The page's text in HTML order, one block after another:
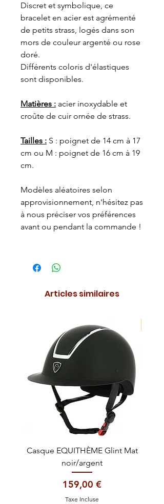
Discret et symbolique, ce
bracelet en acier est agrémenté
de petits strass, logés dans son
mors de couleur argenté ou rose
doré.
Différents coloris d'élastiques
sont disponibles.
Matières : acier inoxydable et
croûte de cuir ornée de strass.
Tailles : S : poignet de 14 cm à 17
cm ou M : poignet de 16 cm à 19
cm.
Modèles aléatoires selon
approvisionnement, n'hésitez pas
à nous préciser vos préférences
avant ou pendant la commande !
Articles similaires
Casque EQUITHÈME Glint Mat
noir/argent
Prix
159,00 €
Taxe Incluse